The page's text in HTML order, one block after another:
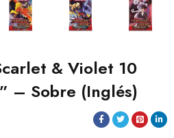
& Violet 10
– Sobre (Inglés)